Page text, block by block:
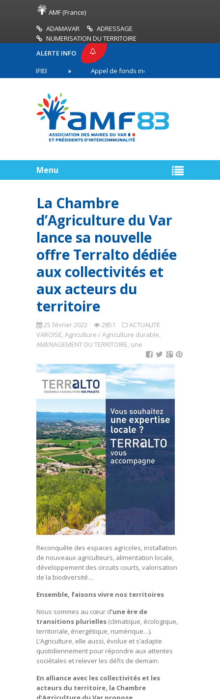
AMF (France)
ADAMAVAR
ADRESSAGE
NUMERISATION DU TERRITOIRE
ALERTE INFO
Appel de fonds incendies de forêt
première ligne
Menu
La Chambre
d’Agriculture du Var
lance sa nouvelle
offre Terralto dédiée
aux collectivités et
aux acteurs du
territoire
25 février 2022 2851
ACTUALITE
VAROISE,Agriculture / Agriculture durable,
AMENAGEMENT DU TERRITOIRE, une
Reconquête des espaces agricoles, installation
de nouveaux agriculteurs, alimentation locale,
développement des circuits courts, valorisation
de la biodiversité…
Ensemble, faisons vivre nos territoires
Nous sommes au cœur d’une ère de
transitions plurielles (climatique, écologique,
territoriale, énergétique, numérique…).
L’Agriculture, elle aussi, évolue et s’adapte
quotidiennement pour répondre aux attentes
sociétales et relever les défis de demain.
En alliance avec les collectivités et les
acteurs du territoire, la Chambre